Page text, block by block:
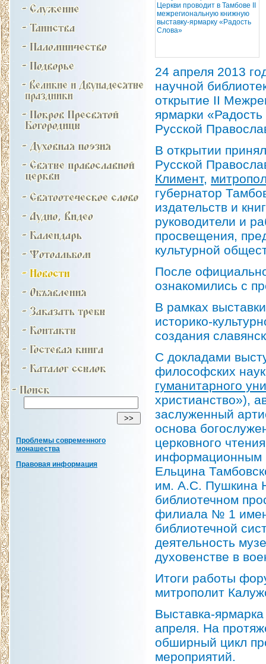
Проблемы современного
монашества
Правовая информация
24 апреля 2013
научной
открытие II
ярмарки
Русской
В открытии
Русской
Климент,
губернатор
издательств и
руководители и
просвещения,
культурной
После
ознакомились с
В рамках
историко-
создания
С докладами
философских
гуманитарного
христианство»),
заслуженный
основа
церковного
информационным
Ельцина
им. А.С. Пушкина
библиотечном
филиала № 1
библиотечной
деятельность
духовенстве в
Итоги работы
митрополит
Выставка-
апреля. На
обширный цикл
мероприятий.